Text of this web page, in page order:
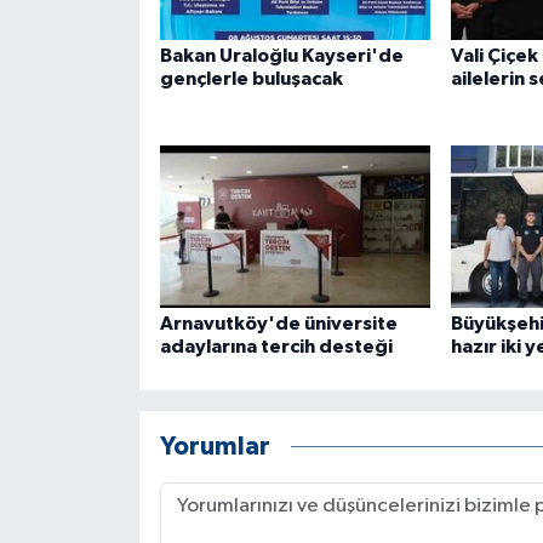
Bakan Uraloğlu Kayseri'de
gençlerle buluşacak
Vali
ailelerin
Arnavutköy'de üniversite
adaylarına tercih desteği
hazır iki
Yorumlar